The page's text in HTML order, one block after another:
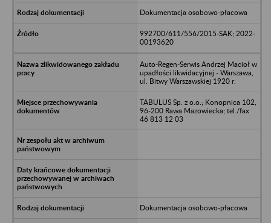
Dokumentacja osobowo-płacowa
992700/611/556/2015-SAK; 2022-
00193620
Auto-Regen-Serwis Andrzej Macioł w
upadłości likwidacyjnej - Warszawa,
ul. Bitwy Warszawskiej 1920 r.
TABULUS Sp. z o.o.; Konopnica 102,
96-200 Rawa Mazowiecka; tel./fax
46 813 12 03
Dokumentacja osobowo-płacowa